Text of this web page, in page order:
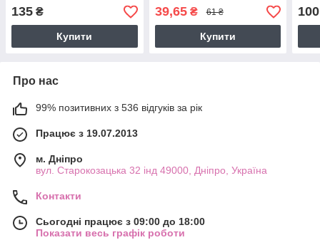
135 ₴
Купити
39,65₴ 61 ₴
Купити
100
Про нас
99% позитивних з 536 відгуків за рік
Працює з 19.07.2013
м. Дніпро
вул. Старокозацька 32 інд 49000, Дніпро, Україна
Контакти
Сьогодні працює з 09:00 до 18:00
Показати весь графік роботи